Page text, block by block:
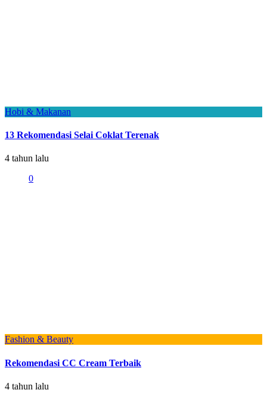
Hobi & Makanan
13 Rekomendasi Selai Coklat Terenak
4 tahun lalu
0
Fashion & Beauty
Rekomendasi CC Cream Terbaik
4 tahun lalu